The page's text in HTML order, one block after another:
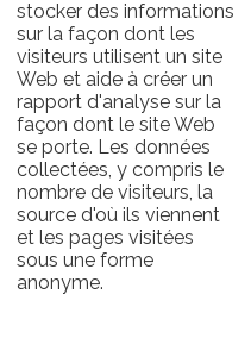
stocker des informations
sur la façon dont les
visiteurs utilisent un site
Web et aide à créer un
rapport d'analyse sur la
façon dont le site Web
se porte. Les données
collectées, y compris le
nombre de visiteurs, la
source d'où ils viennent
et les pages visitées
sous une forme
anonyme.